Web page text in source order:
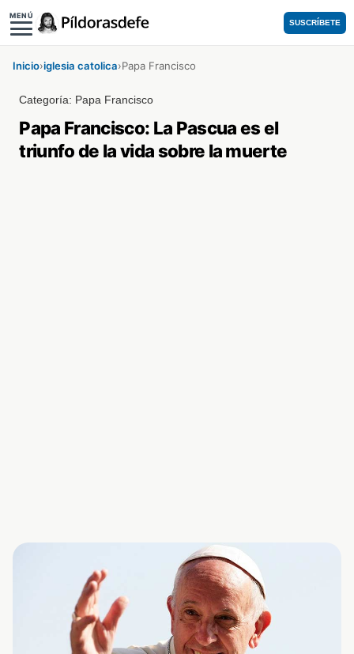
MENÚ
SUSCRÍBETE
Inicio›iglesia catolica›Papa Francisco
Categoría: Papa Francisco
Papa Francisco: La Pascua es el
triunfo de la vida sobre la muerte